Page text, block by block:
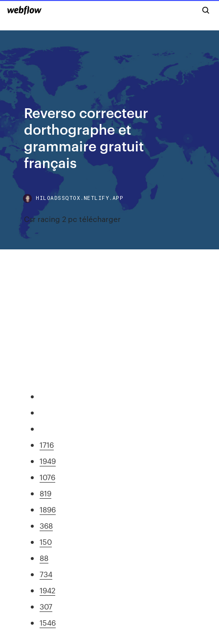
Reverso correcteur
dorthographe et
grammaire gratuit
français
HILOADSSQTOX.NETLIFY.APP
Csr racing 2 pc télécharger
1716
1949
1076
819
1896
368
150
88
734
1942
307
1546